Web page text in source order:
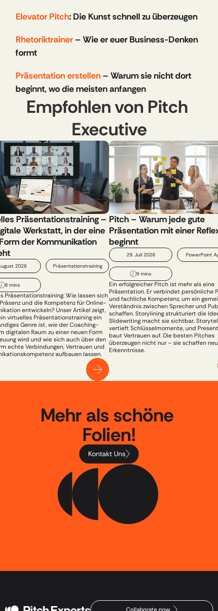
Elevator Pitch: Die Kunst schnell zu überzeugen
Rhetoriktrainer – Wie er euer Business-Denken
formt
Präsentation erstellen – Warum sie nicht dort
beginnt, wo die meisten anfangen
Empfohlen von Pitch
Executive
Präsentationstraining –
Werkstatt, in der eine
der Kommunikation
2026 Präsentationstraining
8 mins
Präsentationstraining: Wie lassen sich
und die Kompetenz für Online-
entwickeln? Unser Artikel zeigt,
virtuelles Präsentationstraining ein
Genre ist, wie der Coaching-
digitalen Raum zu einer neuen Form
wird und wie sich auch über den
echte Verbindungen, Vertrauen und
aufbauen lassen.
Pitch – Warum jede gute
Präsentation mit einer
beginnt
29. Juli 2026 PowerPoint
9 mins
Ein erfolgreicher Pitch ist mehr als eine
Präsentation. Er verbindet persönliche
und fachliche Kompetenz, um ein
Verständnis zwischen Sprecher und
schaffen. Storylining strukturiert die
Slidewriting macht sie sichtbar,
vertieft Schlüsselmomente, und
baut Vertrauen auf. Die besten Pitches
überzeugen nicht nur – sie schaffen
Erkenntnisse.
Mehr als schöne
Folien!
Kontakt Uns